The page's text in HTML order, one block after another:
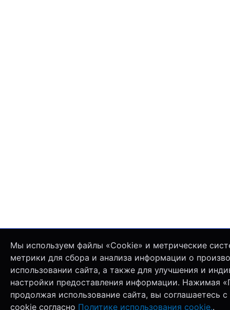
Мы используем файлы «Cookie» и метрические
метрики для сбора и анализа информации о
использовании сайта, а также для улучшения и
настройки предоставления информации. Нажимая
продолжая использование сайта, вы соглашаетесь
cookie согласно Политике использования cookie..